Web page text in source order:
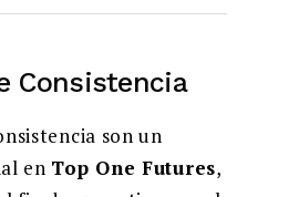
Consistencia
son un
en Top One Futures,